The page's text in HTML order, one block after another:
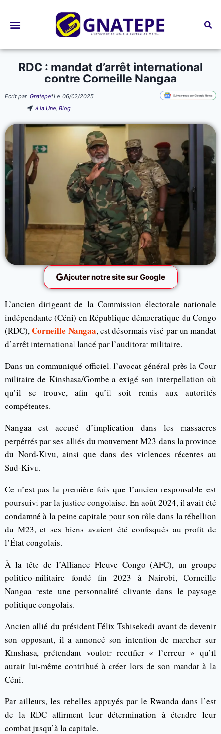
RDC : mandat d’arrêt international
contre Corneille Nangaa
Ecrit par Gnatepe*Le 06/02/2025
A la Une,Blog
Ajouter notre site sur Google
L’ancien dirigeant de la Commission électorale nationale
indépendante (Céni) en République démocratique du Congo
(RDC),Corneille Nangaa, est désormais visé par un mandat
d’arrêt international lancé par l’auditorat militaire.
Dans un communiqué officiel, l’avocat général près la Cour
militaire de Kinshasa/Gombe a exigé son interpellation où
qu’il se trouve, afin qu’il soit remis aux autorités
compétentes.
Nangaa est accusé d’implication dans les massacres
perpétrés par ses alliés du mouvement M23 dans la province
du Nord-Kivu, ainsi que dans des violences récentes au
Sud-Kivu.
Ce n’est pas la première fois que l’ancien responsable est
poursuivi par la justice congolaise. En août 2024, il avait été
condamné à la peine capitale pour son rôle dans la rébellion
du M23, et ses biens avaient été confisqués au profit de
l’État congolais.
À la tête de l’Alliance Fleuve Congo (AFC), un groupe
politico-militaire fondé fin 2023 à Nairobi, Corneille
Nangaa reste une personnalité clivante dans le paysage
politique congolais.
Ancien allié du président Félix Tshisekedi avant de devenir
son opposant, il a annoncé son intention de marcher sur
Kinshasa, prétendant vouloir rectifier « l’erreur » qu’il
aurait lui-même contribué à créer lors de son mandat à la
Céni.
Par ailleurs, les rebelles appuyés par le Rwanda dans l’est
de la RDC affirment leur détermination à étendre leur
combat jusqu’à la capitale.